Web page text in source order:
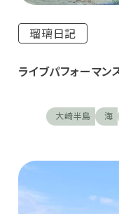
瑠璃日記
ライブパフォーマ
大崎半島 海